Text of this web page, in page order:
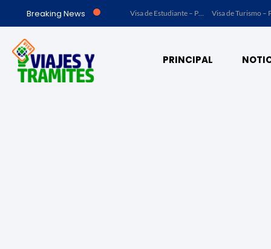
Breaking News Visa de Trabajo – Acuerdo Marrakech (Ley No. 23 de 15 de julio de 1997) – Panamá Visa de Estudiante – Panamá Visa de Turismo – Panamá
PRINCIPAL